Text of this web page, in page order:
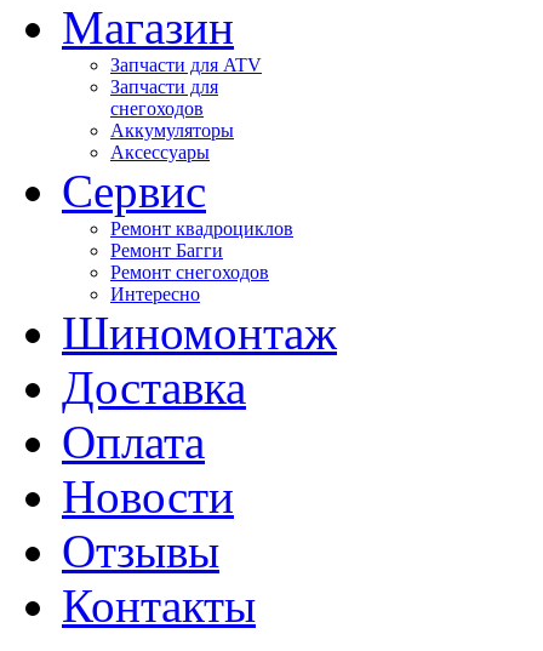
Магазин
Запчасти для ATV
Запчасти для
снегоходов
Аккумуляторы
Аксессуары
Сервис
Ремонт квадроциклов
Ремонт Багги
Ремонт снегоходов
Интересно
Шиномонтаж
Доставка
Оплата
Новости
Отзывы
Контакты